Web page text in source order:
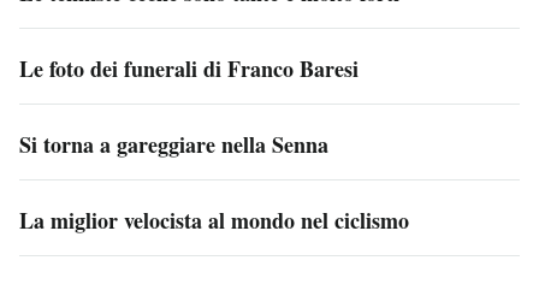
Le foto dei funerali di Franco Baresi
Si torna a gareggiare nella Senna
La miglior velocista al mondo nel ciclismo